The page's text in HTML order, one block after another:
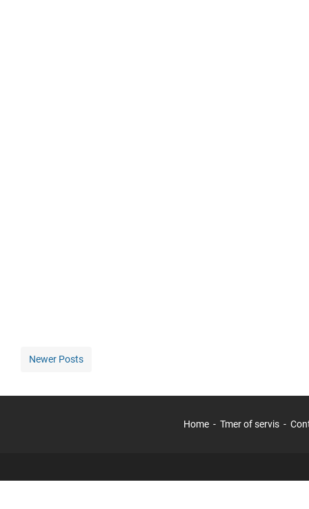
Newer Posts
Home Tmer of servis